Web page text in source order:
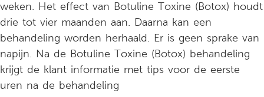
weken. Het effect van Botuline Toxine (Botox) houdt
drie tot vier maanden aan. Daarna kan een
behandeling worden herhaald. Er is geen sprake van
napijn. Na de Botuline Toxine (Botox) behandeling
krijgt de klant informatie met tips voor de eerste
uren na de behandeling